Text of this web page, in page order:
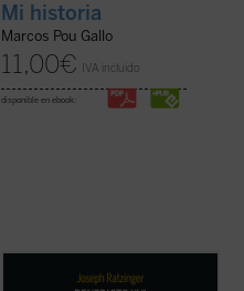
Mi historia
Marcos Pou Gallo
11,00€ IVA incluido
disponible en ebook:
repasa los problemas de la Iglesia